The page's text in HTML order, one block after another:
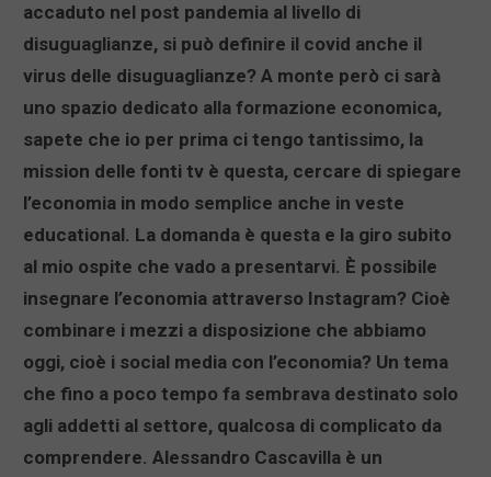
accaduto nel post pandemia al livello di
disuguaglianze, si può definire il covid anche il
virus delle disuguaglianze? A monte però ci sarà
uno spazio dedicato alla formazione economica,
sapete che io per prima ci tengo tantissimo, la
mission delle fonti tv è questa, cercare di spiegare
l’economia in modo semplice anche in veste
educational. La domanda è questa e la giro subito
al mio ospite che vado a presentarvi. È possibile
insegnare l’economia attraverso Instagram? Cioè
combinare i mezzi a disposizione che abbiamo
oggi, cioè i social media con l’economia? Un tema
che fino a poco tempo fa sembrava destinato solo
agli addetti al settore, qualcosa di complicato da
comprendere. Alessandro Cascavilla è un